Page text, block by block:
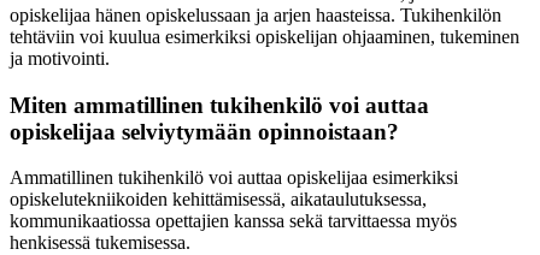
opiskelijaa hänen opiskelussaan ja arjen haasteissa. Tukihenkilön
tehtäviin voi kuulua esimerkiksi opiskelijan ohjaaminen, tukeminen
ja motivointi.
Miten ammatillinen tukihenkilö voi auttaa
opiskelijaa selviytymään opinnoistaan?
Ammatillinen tukihenkilö voi auttaa opiskelijaa esimerkiksi
opiskelutekniikoiden kehittämisessä, aikataulutuksessa,
kommunikaatiossa opettajien kanssa sekä tarvittaessa myös
henkisessä tukemisessa.